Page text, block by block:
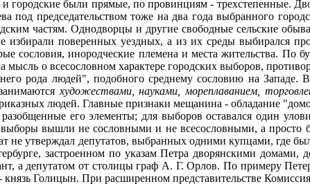
были прямые, по провинциям - трехстепенные.
под председательством тоже на два года выбранного
частям. Однодворцы и другие свободные сельские
поверенных уездных, а из их среды выбирался
сословия, инородческие племена и места жительства. По
о всесословном характере городских выборов,
рода людей", подобного среднему сословию на
художествами, науками, мореплаванием,
людей. Главные признаки мещанина - обладание
его элементы; для выборов оставался один
вышли не сословными и не всесословными, а просто
не утверждал депутатов, выбранных одними купцами, где
застроенном по указам Петра дворянскими домами,
а депутатом от столицы граф А. Г. Орлов. По примеру
Голицын. При расширенном представительстве